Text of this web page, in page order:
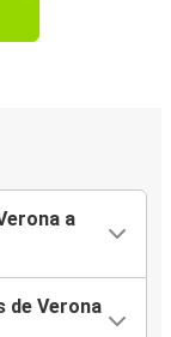
a
de Verona